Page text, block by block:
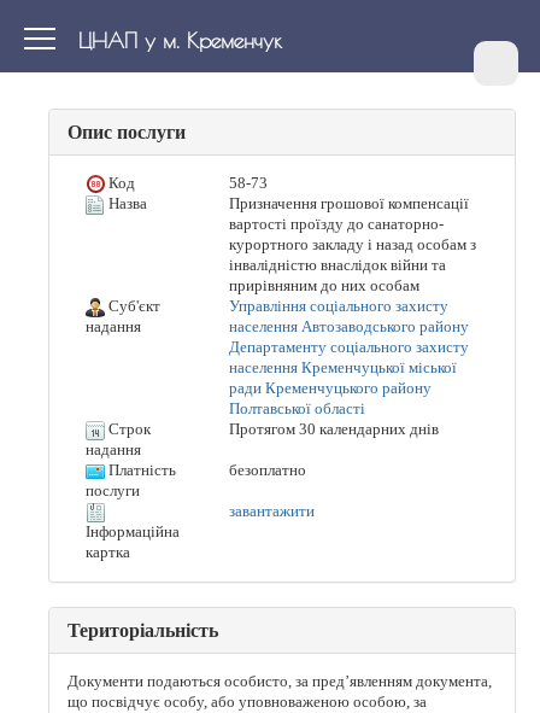
ЦНАП у м. Кременчук
Опис послуги
Код
58-73
Назва
Призначення грошової компенсації
вартості проїзду до санаторно-
курортного закладу і назад особам з
інвалідністю внаслідок війни та
прирівняним до них особам
Суб'єкт
надання
Управління соціального захисту
населення Автозаводського району
Департаменту соціального захисту
населення Кременчуцької міської
ради Кременчуцького району
Полтавської області
Строк
надання
Протягом 30 календарних днів
Платність
послуги
безоплатно
Інформаційна
картка
завантажити
Територіальність
Документи подаються особисто, за пред’явленням документа,
що посвідчує особу, або уповноваженою особою, за